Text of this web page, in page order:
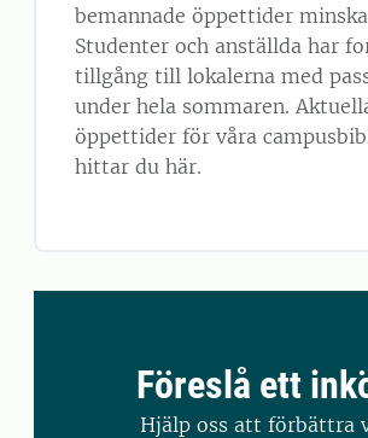
bemannade öppettider
Studenter och anställda har
tillgång till lokalerna med
under hela sommaren.
öppettider för våra
hittar du här.
Föreslå ett
Hjälp oss att förbättra